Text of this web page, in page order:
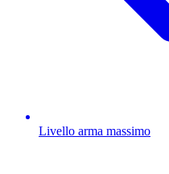
Livello arma massimo